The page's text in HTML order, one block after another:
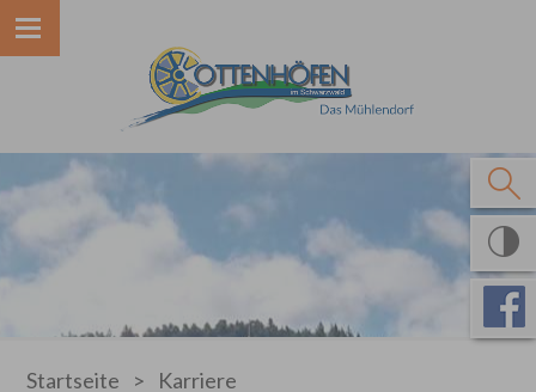
Startseite > Karriere